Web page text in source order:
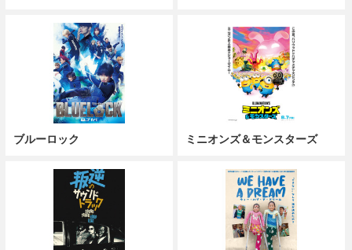
ブルーロック ミニオンズ＆モンスターズ